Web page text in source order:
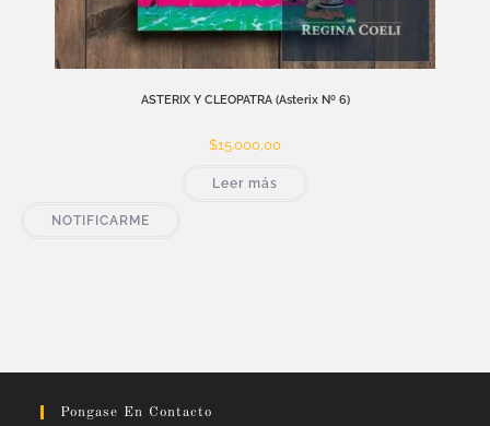
ASTERIX Y CLEOPATRA (Asterix Nº 6)
$15.000,00
Leer más
NOTIFICARME
Pongase En Contacto